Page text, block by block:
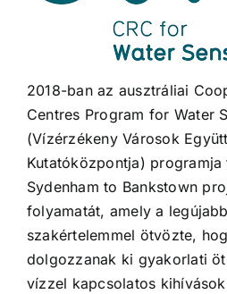
2018-ban az ausztráliai
Centres Program for Water
(Vízérzékeny Városok
Kutatóközpontja) programja
Sydenham to Bankstown
folyamatát, amely a
szakértelemmel ötvözte,
dolgozzanak ki gyakorlati
vízzel kapcsolatos